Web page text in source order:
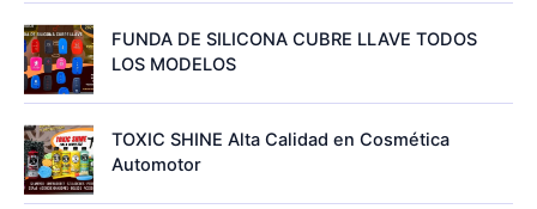
FUNDA DE SILICONA CUBRE LLAVE TODOS
LOS MODELOS
TOXIC SHINE Alta Calidad en Cosmética
Automotor